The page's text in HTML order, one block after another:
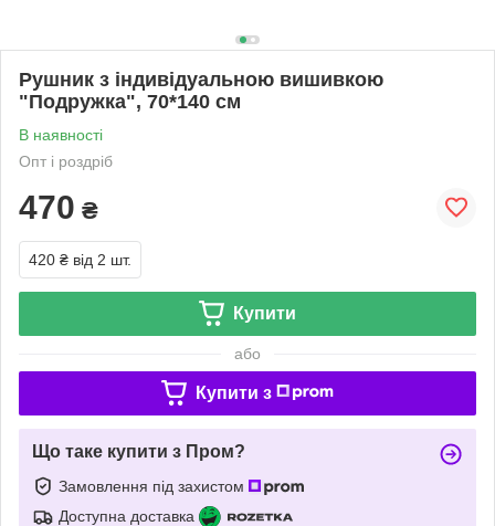
Рушник з індивідуальною вишивкою
"Подружка", 70*140 см
В наявності
Опт і роздріб
470 ₴
420 ₴ від 2 шт.
Купити
або
Купити з
Що таке купити з Пром?
Замовлення під захистом
Доступна доставка